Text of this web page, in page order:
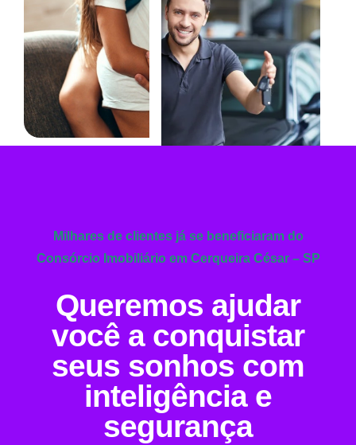
Milhares de clientes já se beneficiaram do
Consórcio Imobiliário em Cerqueira César – SP
Queremos ajudar
você a conquistar
seus sonhos com
inteligência e
segurança